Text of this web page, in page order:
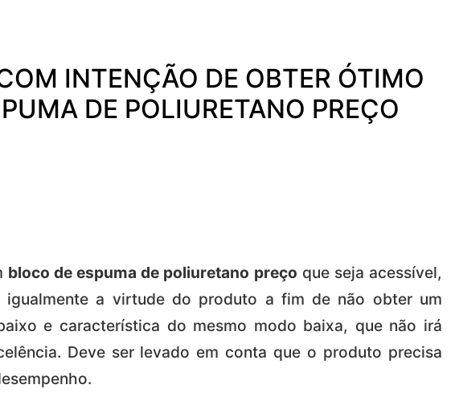
INTENÇÃO DE OBTER ÓTIMO
DE POLIURETANO PREÇO
bloco de espuma de poliuretano preço que seja acessível,
igualmente a virtude do produto a fim de não obter um
e característica do mesmo modo baixa, que não irá
Deve ser levado em conta que o produto precisa